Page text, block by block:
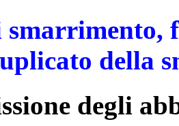
smarrimento,
della
degli